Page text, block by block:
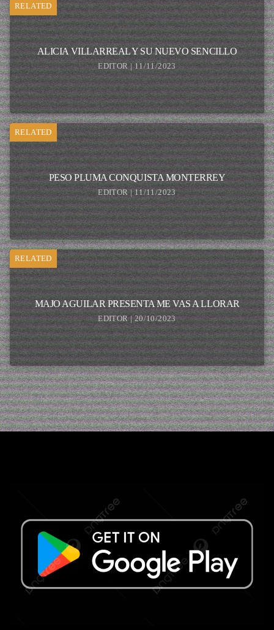
RELATED
ALICIA VILLARREAL Y SU NUEVO SENCILLO
EDITOR | 11/11/2023
RELATED
PESO PLUMA CONQUISTA MONTERREY
EDITOR | 11/11/2023
RELATED
MAJO AGUILAR PRESENTA ME VAS A LLORAR
EDITOR | 20/10/2023